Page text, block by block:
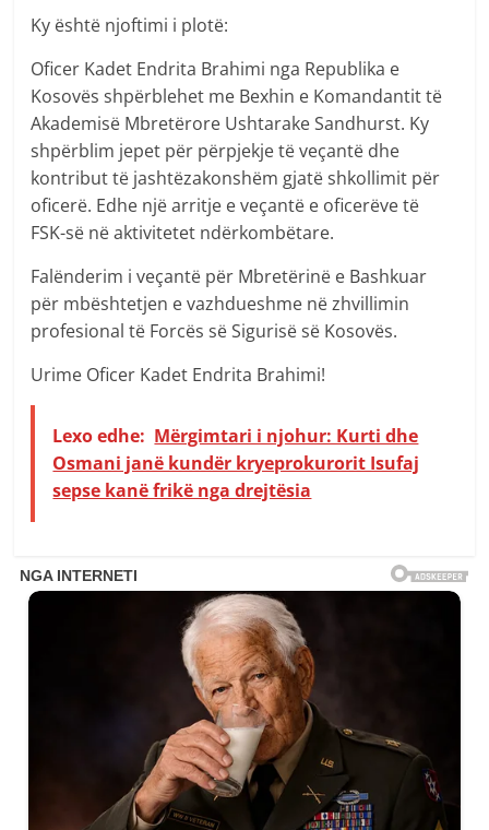
Ky është njoftimi i plotë:
Oficer Kadet Endrita Brahimi nga Republika e
Kosovës shpërblehet me Bexhin e Komandantit të
Akademisë Mbretërore Ushtarake Sandhurst. Ky
shpërblim jepet për përpjekje të veçantë dhe
kontribut të jashtëzakonshëm gjatë shkollimit për
oficerë. Edhe një arritje e veçantë e oficerëve të
FSK-së në aktivitetet ndërkombëtare.
Falënderim i veçantë për Mbretërinë e Bashkuar
për mbështetjen e vazhdueshme në zhvillimin
profesional të Forcës së Sigurisë së Kosovës.
Urime Oficer Kadet Endrita Brahimi!
Lexo edhe: Mërgimtari i njohur: Kurti dhe
Osmani janë kundër kryeprokurorit Isufaj
sepse kanë frikë nga drejtësia